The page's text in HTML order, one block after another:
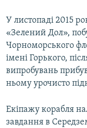
У листопаді 2015
«Зелений Дол»,
Чорноморського
імені Горького,
випробувань
ньому урочисто
Екіпажу корабля
завдання в